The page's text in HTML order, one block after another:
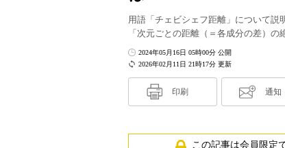
用語「チェビシェフ距離」について説
「次元ごとの距離（＝各成分の差）
2026年02月11日 21時17分 更新
2024年05月16日 05時00分 公開
印刷 通知
この記事は会員限定